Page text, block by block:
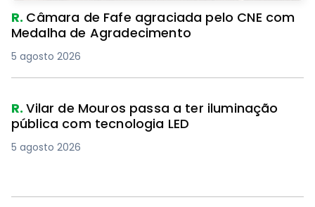
R. Câmara de Fafe agraciada pelo CNE com
Medalha de Agradecimento
5 agosto 2026
R.Vilar de Mouros passa a ter iluminação
pública com tecnologia LED
5 agosto 2026